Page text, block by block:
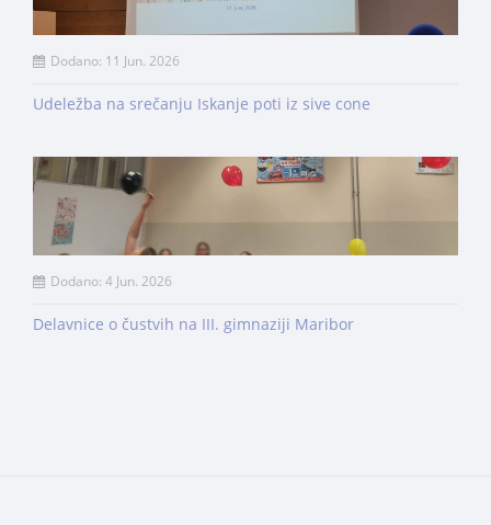
Dodano: 11 Jun. 2026
Udeležba na srečanju Iskanje poti iz sive cone
Dodano: 4 Jun. 2026
Delavnice o čustvih na III. gimnaziji Maribor